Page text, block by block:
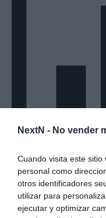
NextN - No vender
Cuando visita este sitio
personal como
otros identificadores
utilizar para
ejecutar y optimizar
Información del foro
Últimos Mensajes
Publicaciones sin leer